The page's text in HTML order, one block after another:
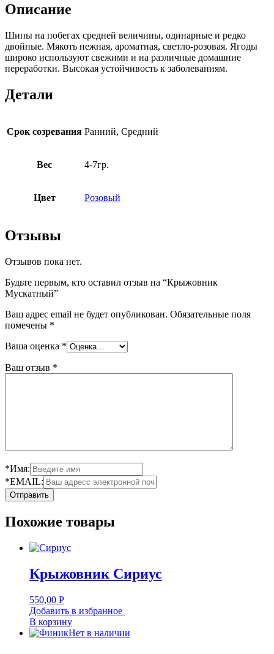
Описание
Шипы на побегах средней величины, одинарные и редко
двойные. Мякоть нежная, ароматная, светло-розовая. Ягоды
широко используют свежими и на различные домашние
переработки. Высокая устойчивость к заболеваниям.
Детали
Срок созревания Ранний, Средний
Вес 4-7гр.
Цвет Розовый
Отзывы
Отзывов пока нет.
Будьте первым, кто оставил отзыв на “Крыжовник
Мускатный”
Ваш адрес email не будет опубликован. Обязательные поля
помечены *
Ваша оценка *
Ваш отзыв *
*Имя:
*EMAIL:
Похожие товары
Крыжовник Сириус
550,00 Р
Добавить в избранное
В корзину
Нет в наличии